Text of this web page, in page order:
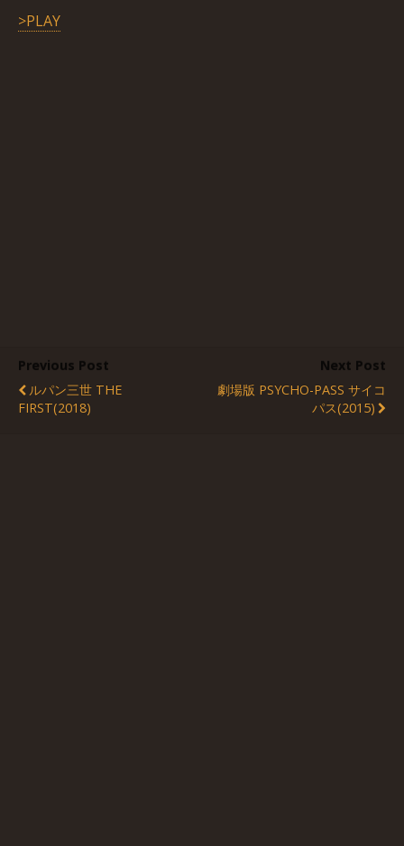
>PLAY
Previous Post
ルパン三世 THE
FIRST(2018)
Next Post
劇場版 PSYCHO-PASS サイコ
パス(2015)